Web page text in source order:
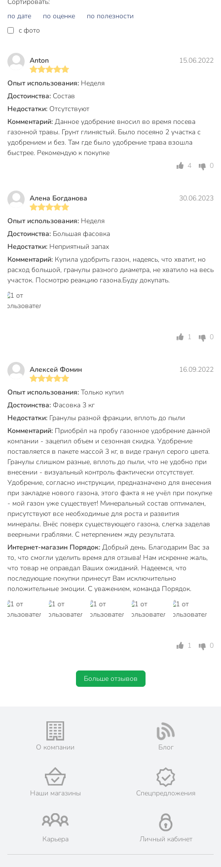
Назначение
Сезон использования
Тип удобрения
минеральный
Тип культуры
Форма выпуска
Назначение удобрения
растений
Класс опасности
3
Вес в упаковке
Габариты упаковки
по дате
по оценке
по полезности
c фото
Anton 15.06.2022
Опыт использования: Неделя
Достоинства: Состав
Недостатки: Отсутствуют
Комментарий: Данное удобрение вносил во время посева
газонной травы. Грунт глинястый. Было посеяно 2 участка с
удобрением и без. Там где было удобрение трава взошла
быстрее. Рекомендую к покупке
4
0
Алена Богданова 30.06.2023
Опыт использования: Неделя
Достоинства: Большая фасовка
Недостатки: Неприятный запах
Комментарий: Купила удобрить газон, надеясь, что хватит, но
расход большой, гранулы разного диаметра, не хватило на весь
участок. Посмотрю реакцию газона.Буду докупать.
1 0
Алексей Фомин 16.09.2022
Опыт использования: Только купил
Достоинства: Фасовка 3 кг
Недостатки: Гранулы разной фракции, вплоть до пыли
Комментарий: Приобрёл на пробу газонное удобрение данной
компании - зацепил объем и сезонная скидка. Удобрение
поставляется в пакете массой 3 кг, в виде гранул серого цвета.
Гранулы слишком разные, вплоть до пыли, что не удобно при
внесении - визуальный контроль фактически отсутствует.
Удобрение, согласно инструкции, предназначено для внесения
при закладке нового газона, этого факта я не учёл при покупке
- мой газон уже существует! Минеральный состав оптимален,
присутствуют все необходимые для роста и развития
минералы. Внёс поверх существующего газона, слегка заделав
веерными граблями. С нетерпением жду результата.
Интернет-магазин Порядок: Добрый день. Благодарим Вас за
то, что смогли уделить время для отзыва! Нам искренне жаль,
что товар не оправдал Ваших ожиданий. Надеемся, что
последующие покупки принесут Вам исключительно
положительные эмоции. С уважением, команда Порядок.
1 0
Больше отзывов
О компании Блог
Наши магазины Спецпредложения
Карьера Личный кабинет